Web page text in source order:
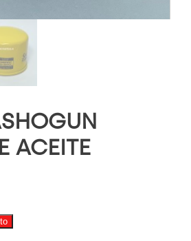
ACEITE